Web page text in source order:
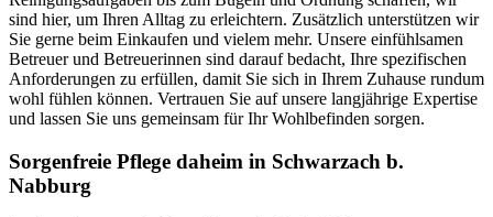
sind hier, um Ihren Alltag zu erleichtern. Zusätzlich unterstützen wir
Sie gerne beim Einkaufen und vielem mehr. Unsere einfühlsamen
Betreuer und Betreuerinnen sind darauf bedacht, Ihre spezifischen
Anforderungen zu erfüllen, damit Sie sich in Ihrem Zuhause rundum
wohl fühlen können. Vertrauen Sie auf unsere langjährige Expertise
und lassen Sie uns gemeinsam für Ihr Wohlbefinden sorgen.
Sorgenfreie Pflege daheim in Schwarzach b.
Nabburg